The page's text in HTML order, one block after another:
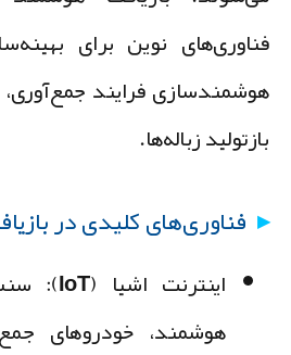
نوین برای
فرایند جمع‌آوری،
زباله‌ها.
فناوری‌های کلیدی در
اینترنت اشیا (IoT):
هوشمند، خودروهای